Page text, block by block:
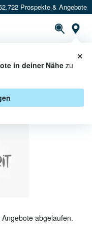
Prospekte & Angebote
in deiner Nähezu
×
-
abgelaufen.